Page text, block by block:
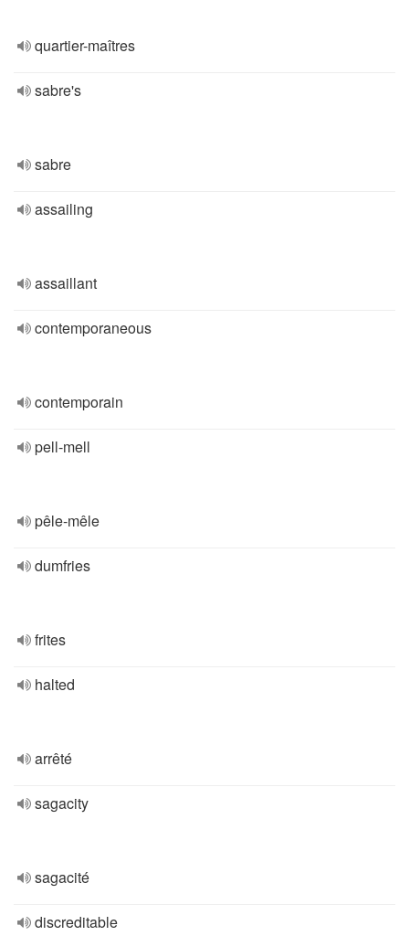
quartier-maîtres
sabre's
sabre
assailing
assaillant
contemporaneous
contemporain
pell-mell
pêle-mêle
dumfries
frites
halted
arrêté
sagacity
sagacité
discreditable